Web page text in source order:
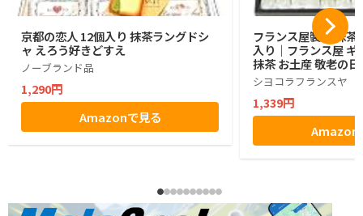
京都の恋人 12個入り 抹茶ラングドシ
ャ えろう好きどすえ
ノーブランド品
1,290円
Amazonで見る
フランス屋製菓 抹茶
入り｜フランス屋 ギ
抹茶 お土産 敬老の日
シヨコラフランスヤ
1,339円
Amazon